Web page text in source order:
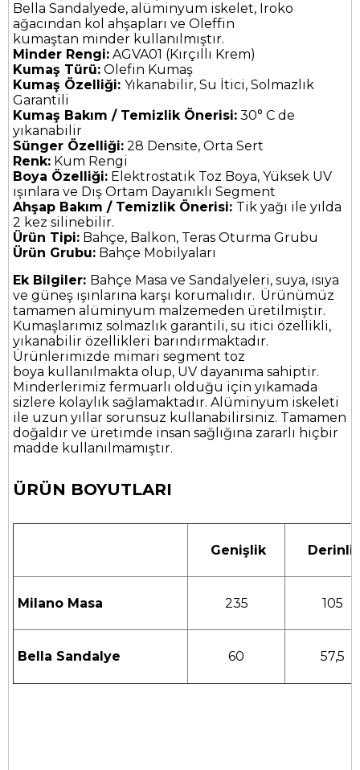
Bella Sandalyede, alüminyum iskelet, Iroko
ağacından kol ahşapları ve Oleffin
kumaştan minder kullanılmıştır.
Minder Rengi: AGVA01 (Kırçıllı Krem)
Kumaş Türü: Olefin Kumaş
Kumaş Özelliği: Yıkanabilir, Su İtici, Solmazlık
Garantili
Kumaş Bakım / Temizlik Önerisi: 30° C de
yıkanabilir
Sünger Özelliği: 28 Densite, Orta Sert
Renk: Kum Rengi
Boya Özelliği: Elektrostatik Toz Boya, Yüksek UV
ışınlara ve Dış Ortam Dayanıklı Segment
Ahşap Bakım / Temizlik Önerisi: Tik yağı ile yılda
2 kez silinebilir.
Ürün Tipi: Bahçe, Balkon, Teras Oturma Grubu
Ürün Grubu: Bahçe Mobilyaları
Ek Bilgiler: Bahçe Masa ve Sandalyeleri, suya, ısıya
ve güneş ışınlarına karşı korumalıdır. Ürünümüz
tamamen alüminyum malzemeden üretilmiştir.
Kumaşlarımız solmazlık garantili, su itici özellikli,
yıkanabilir özellikleri barındırmaktadır.
Ürünlerimizde mimari segment toz
boya kullanılmakta olup, UV dayanıma sahiptir.
Minderlerimiz fermuarlı olduğu için yıkamada
sizlere kolaylık sağlamaktadır. Alüminyum iskeleti
ile uzun yıllar sorunsuz kullanabilirsiniz. Tamamen
doğaldır ve üretimde insan sağlığına zararlı hiçbir
madde kullanılmamıştır.
ÜRÜN BOYUTLARI
Genişlik
Milano Masa 235 105
Bella Sandalye 60 57,5